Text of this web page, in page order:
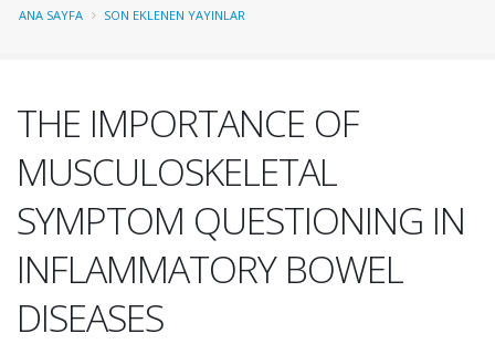
ANA SAYFA SON EKLENEN YAYINLAR
THE IMPORTANCE OF
MUSCULOSKELETAL
SYMPTOM QUESTIONING IN
INFLAMMATORY BOWEL
DISEASES